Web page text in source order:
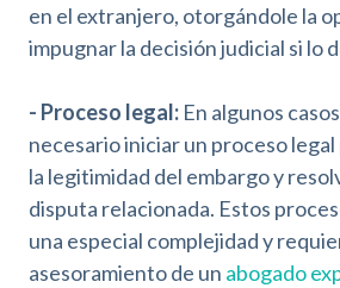
en el extranjero, otorgándole la
impugnar la decisión judicial si lo
- Proceso legal: En algunos
necesario iniciar un proceso
la legitimidad del embargo y
disputa relacionada. Estos
una especial complejidad y
asesoramiento de un abogado